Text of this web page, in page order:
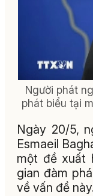
Người phát
phát biểu tại
Ngày 20/5,
Esmaeil
một đề xuất
gian đàm
về vấn đề